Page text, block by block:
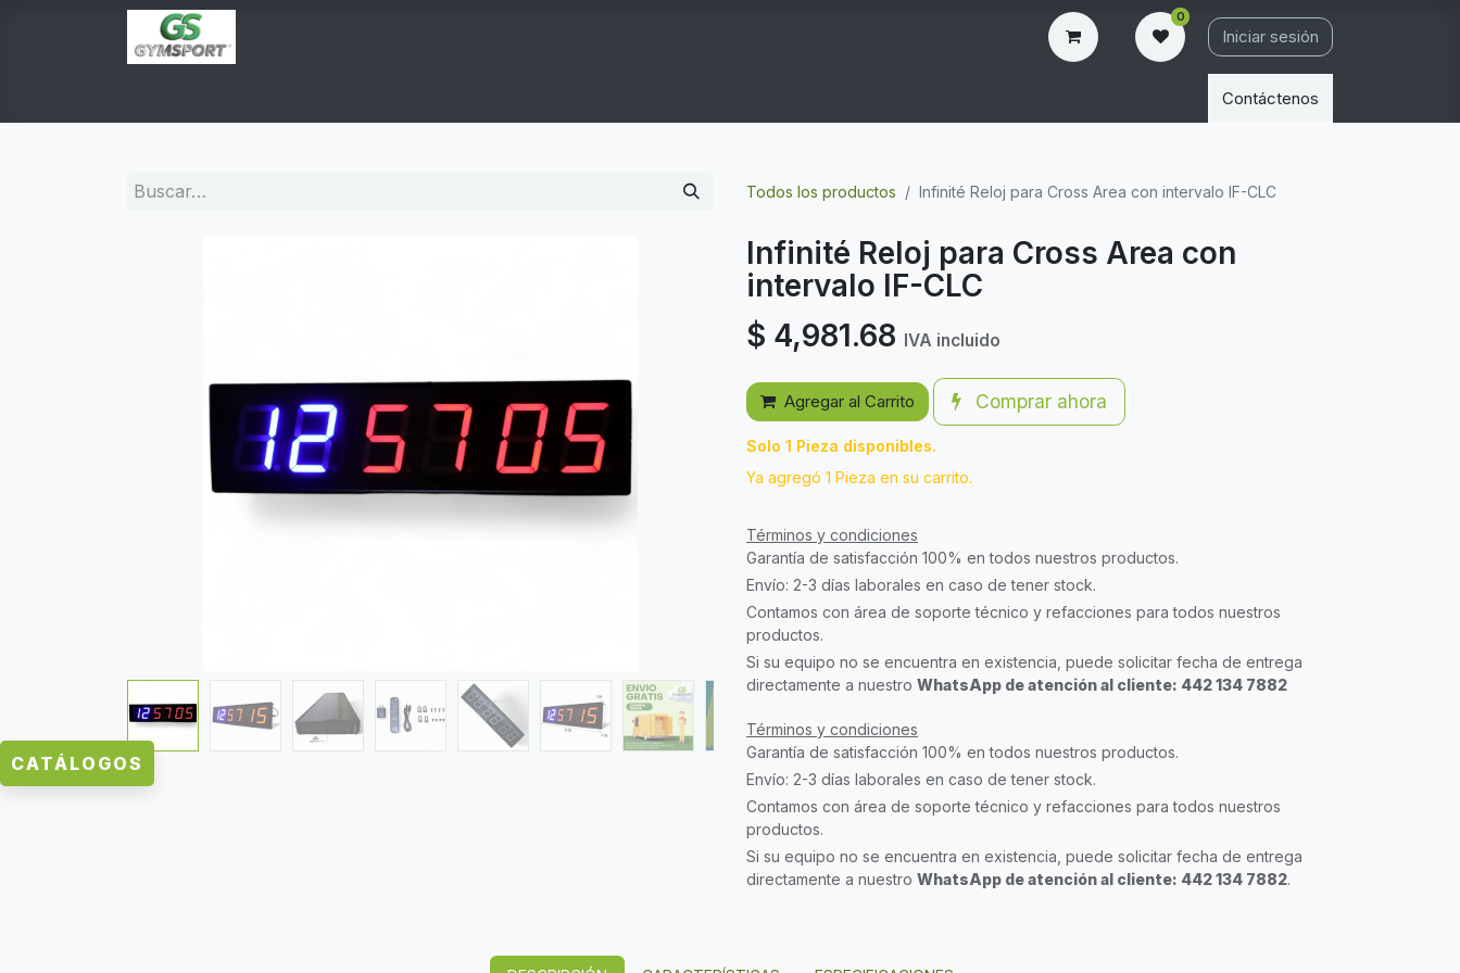
0
Iniciar sesión
Contáctenos
Todos los productos Infinité Reloj para Cross Area con intervalo IF-CLC
Infinité Reloj para Cross Area con
intervalo IF-CLC
$ 4,981.68 IVA incluido
Agregar al Carrito Comprar ahora
Solo 1 Pieza disponibles.
Ya agregó 1 Pieza en su carrito.
Términos y condiciones
Garantía de satisfacción 100% en todos nuestros productos.
Envío: 2-3 días laborales en caso de tener stock.
Contamos con área de soporte técnico y refacciones para todos nuestros
productos.
Si su equipo no se encuentra en existencia, puede solicitar fecha de entrega
directamente a nuestro WhatsApp de atención al cliente: 442 134 7882
Términos y condiciones
Garantía de satisfacción 100% en todos nuestros productos.
Envío: 2-3 días laborales en caso de tener stock.
Contamos con área de soporte técnico y refacciones para todos nuestros
productos.
Si su equipo no se encuentra en existencia, puede solicitar fecha de entrega
directamente a nuestro WhatsApp de atención al cliente: 442 134 7882.
CATÁLOGOS